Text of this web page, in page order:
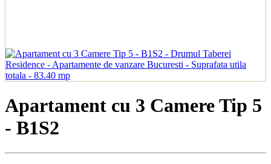
Apartament cu 3 Camere Tip 5
- B1S2